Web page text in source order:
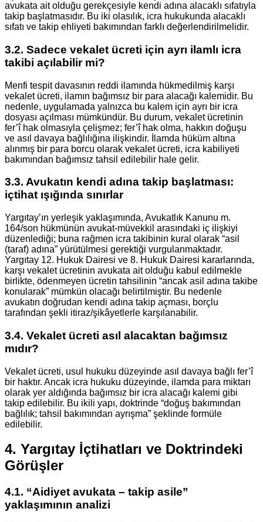
avukata ait olduğu gerekçesiyle kendi adına alacaklı sıfatıyla
takip başlatmasıdır. Bu iki olasılık, icra hukukunda alacaklı
sıfatı ve takip ehliyeti bakımından farklı değerlendirilmelidir.
3.2. Sadece vekalet ücreti için ayrı ilamlı icra
takibi açılabilir mi?
Menfi tespit davasının reddi ilamında hükmedilmiş karşı
vekalet ücreti, ilamın bağımsız bir para alacağı kalemidir. Bu
nedenle, uygulamada yalnızca bu kalem için ayrı bir icra
dosyası açılması mümkündür. Bu durum, vekalet ücretinin
fer’î hak olmasıyla çelişmez; fer’î hak olma, hakkın doğuşu
ve asıl davaya bağlılığına ilişkindir. İlamda hüküm altına
alınmış bir para borcu olarak vekalet ücreti, icra kabiliyeti
bakımından bağımsız tahsil edilebilir hale gelir.
3.3. Avukatın kendi adına takip başlatması:
içtihat ışığında sınırlar
Yargıtay’ın yerleşik yaklaşımında, Avukatlık Kanunu m.
164/son hükmünün avukat-müvekkil arasındaki iç ilişkiyi
düzenlediği; buna rağmen icra takibinin kural olarak “asil
(taraf) adına” yürütülmesi gerektiği vurgulanmaktadır.
Yargıtay 12. Hukuk Dairesi ve 8. Hukuk Dairesi kararlarında,
karşı vekalet ücretinin avukata ait olduğu kabul edilmekle
birlikte, ödenmeyen ücretin tahsilinin “ancak asil adına takibe
konularak” mümkün olacağı belirtilmiştir. Bu nedenle
avukatın doğrudan kendi adına takip açması, borçlu
tarafından şekli itiraz/şikâyetlerle karşılanabilir.
3.4. Vekalet ücreti asıl alacaktan bağımsız
mıdır?
Vekalet ücreti, usul hukuku düzeyinde asıl davaya bağlı fer’î
bir haktır. Ancak icra hukuku düzeyinde, ilamda para miktarı
olarak yer aldığında bağımsız bir icra alacağı kalemi gibi
takip edilebilir. Bu ikili yapı, doktrinde “doğuş bakımından
bağlılık; tahsil bakımından ayrışma” şeklinde formüle
edilebilir.
4. Yargıtay İçtihatları ve Doktrindeki
Görüşler
4.1. “Aidiyet avukata – takip asile”
yaklaşımının analizi